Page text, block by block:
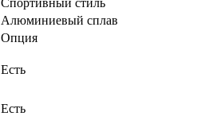
Алюминиевый сплав
Опция
Есть
Есть